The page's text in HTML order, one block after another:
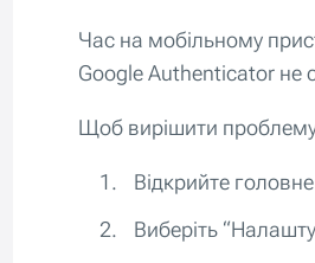
Час на мобільному
Google Authenticator не
Щоб вирішити проблему,
Відкрийте
Виберіть